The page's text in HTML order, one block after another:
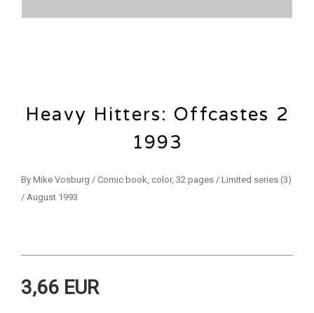
Heavy Hitters: Offcastes 2
1993
By Mike Vosburg / Comic book, color, 32 pages / Limited series (3)
/ August 1993
3,66 EUR